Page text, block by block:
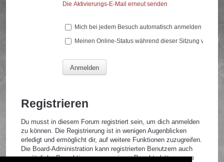
Die Aktivierungs-E-Mail erneut senden
Mich bei jedem Besuch automatisch anmelden
Meinen Online-Status während dieser Sitzung
Registrieren
Du musst in diesem Forum registriert sein, um dich anmelden
zu können. Die Registrierung ist in wenigen Augenblicken
erledigt und ermöglicht dir, auf weitere Funktionen zuzugreifen.
Die Board-Administration kann registrierten Benutzern auch
zusätzliche Berechtigungen zuweisen. Beachte bitte unsere